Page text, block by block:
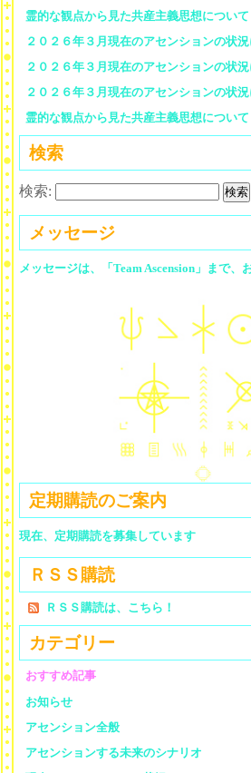
霊的な観点から見た共産主義思想につい
２０２６年３月現在のアセンションの状
２０２６年３月現在のアセンションの状
２０２６年３月現在のアセンションの状
霊的な観点から見た共産主義思想につい
検索
検索:
メッセージ
メッセージは、「Team Ascension」まで、
定期購読のご案内
現在、定期購読を募集しています
ＲＳＳ購読
ＲＳＳ購読は、こちら！
カテゴリー
おすすめ記事
お知らせ
アセンション全般
アセンションする未来のシナリオ